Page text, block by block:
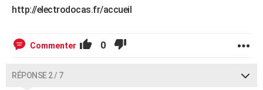
http://electrodocas.fr/accueil
Commenter 0
RÉPONSE 2 / 7